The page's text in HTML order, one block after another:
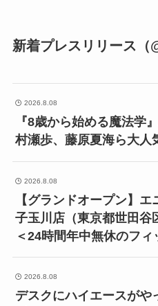
新着プレスリリース（
2026.8.08
『8歳から始める魔法学
村瀬歩、藤原夏海ら大人
2026.8.08
【グランドオープン】
子玉川店（東京都世田谷
＜24時間年中無休のフィ
2026.8.08
デスクにハイエースがや